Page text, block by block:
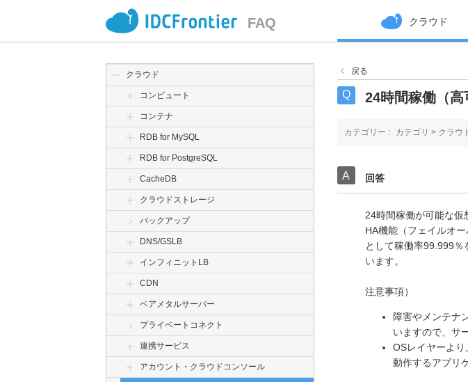
FAQ クラウド
クラウド
コンピュート
コンテナ
RDB for MySQL
RDB for PostgreSQL
CacheDB
クラウドストレージ
バックアップ
DNS/GSLB
インフィニットLB
CDN
ベアメタルサーバー
プライベートコネクト
連携サービス
アカウント・クラウドコンソール
戻る
24時間稼働（
カテゴリー : カテゴリ > クラウ
回答
24時間稼働が可能な仮
HA機能（フェイルオ
として稼働率99.999
います。
注意事項）
障害やメンテナ
いますので、サ
OSレイヤーより
動作するアプリ